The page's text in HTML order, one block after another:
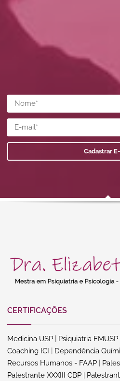
CERTIFICAÇÕES
Medicina USP
Psiquiatria FMUSP
Coaching ICI
Dependência
Recursos Humanos - FAAP
Palestrante XXXIII CBP